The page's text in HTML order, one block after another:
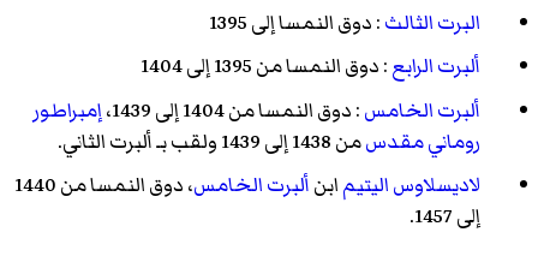
البرت الثالث: دوق النمسا إلى 1395
ألبرت الرابع: دوق النمسا من 1395 إلى 1404
ألبرت الخامس: دوق النمسا من 1404 إلى 1439،
إمبراطور
روماني مقدسمن 1438 إلى 1439 ولقب بـ ألبرت الثاني.
لاديسلاوس اليتيمابنألبرت الخامس
، دوق النمسا من 1440
إلى 1457.